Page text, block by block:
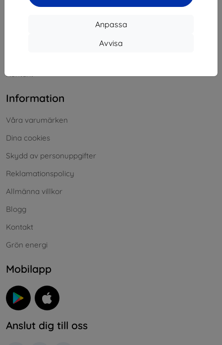
Anpassa
Avvisa
Kontakt
Information
Våra varumärken
Dina cookies
Skydd av personuppgifter
Reklamationspolicy
Allmänna villkor
Blogg
Kontakt
Grön energi
Mobilapp
Anslut dig till oss